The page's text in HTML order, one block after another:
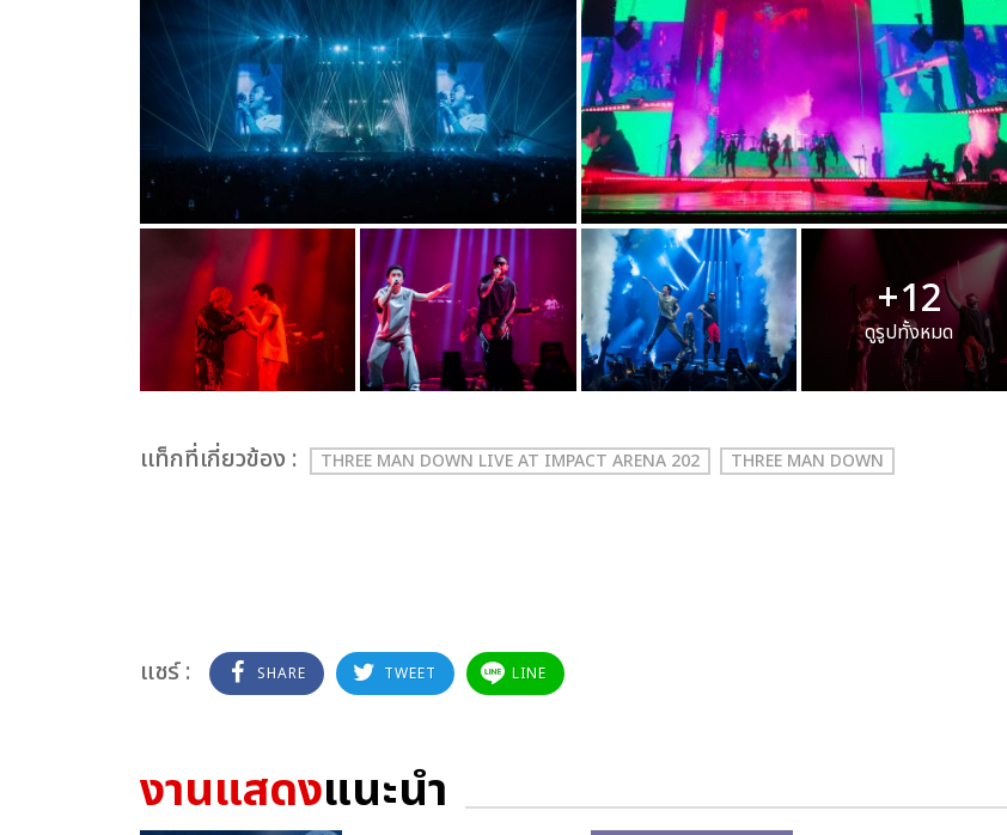
+12
ดูรูปทั้งหมด
เเท็กที่เกี่ยวข้อง : THREE MAN DOWN LIVE AT IMPACT ARENA 202 THREE MAN DOWN
แชร์ : SHARE TWEET LINE
งานแสดงแนะนำ